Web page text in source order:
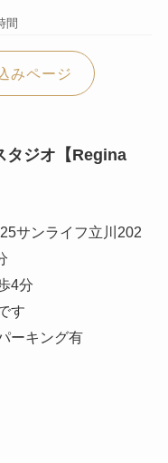
間
みページ
タジオ【Regina
サンライフ立川202
4分
す
ーキング有